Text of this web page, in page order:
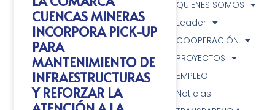
QUIENES SOMOS
Leader
COOPERACIÓN
PROYECTOS
EMPLEO
Noticias
CUENCAS MINERAS
INCORPORA PICK-UP
PARA
MANTENIMIENTO DE
INFRAESTRUCTURAS
Y REFORZAR LA